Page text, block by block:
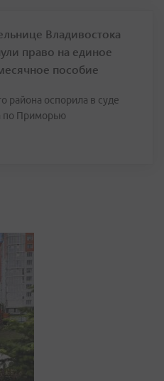
Владивостока
право на единое
пособие
района оспорила в суде
по Приморью